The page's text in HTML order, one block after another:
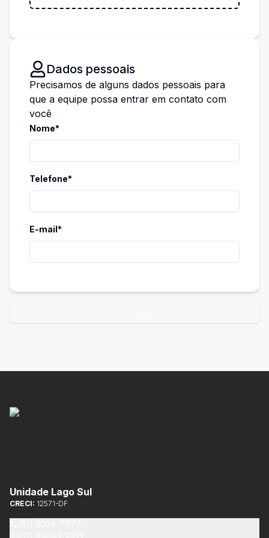
Dados pessoais
Precisamos de alguns dados pessoais para
que a equipe possa entrar em contato com
você
Nome*
Telefone*
E-mail*
Unidade Lago Sul
CRECI: 12571-DF